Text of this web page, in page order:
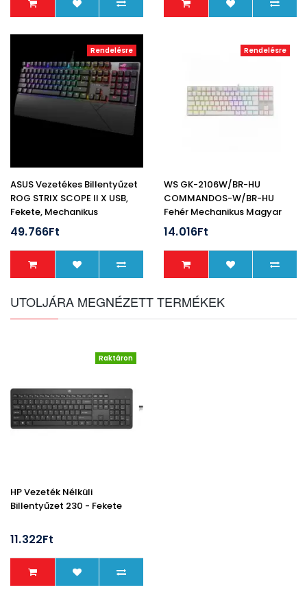
Rendelésre
ASUS Vezetékes Billentyűzet
ROG STRIX SCOPE II X USB,
Fekete, Mechanikus
49.766Ft
Rendelésre
WS GK-2106W/BR-HU
COMMANDOS-W/BR-HU
Fehér Mechanikus Magyar
(barna Switch) Gamer
Billentyűzet
14.016Ft
UTOLJÁRA MEGNÉZETT TERMÉKEK
Raktáron
HP Vezeték Nélküli
Billentyűzet 230 - Fekete
11.322Ft